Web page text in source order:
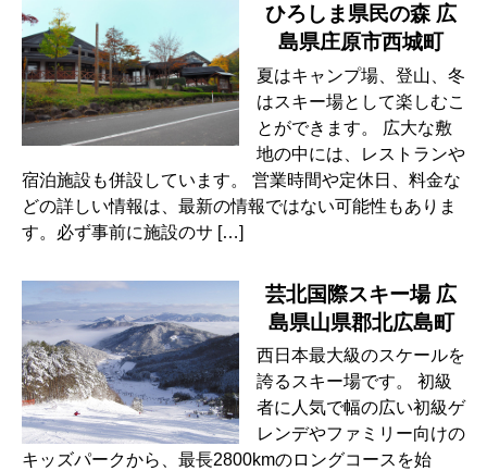
ひろしま県民の森 広
島県庄原市西城町
夏はキャンプ場、登山、冬
はスキー場として楽しむこ
とができます。 広大な敷
地の中には、レストランや
宿泊施設も併設しています。 営業時間や定休日、料金な
どの詳しい情報は、最新の情報ではない可能性もありま
す。必ず事前に施設のサ […]
芸北国際スキー場 広
島県山県郡北広島町
西日本最大級のスケールを
誇るスキー場です。 初級
者に人気で幅の広い初級ゲ
レンデやファミリー向けの
キッズパークから、最長2800kmのロングコースを始